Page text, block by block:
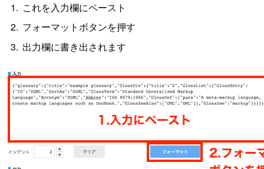
これを入力欄にペースト
フォーマットボタンを押す
出力欄に書き出されます